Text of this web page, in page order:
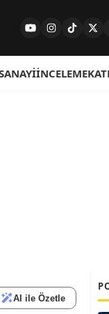
İNCELEME
AI ile Özetle